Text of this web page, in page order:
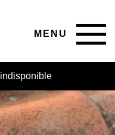
MENU
indisponible